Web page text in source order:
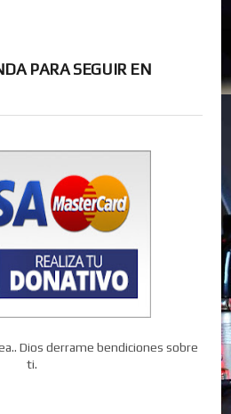
PARA SEGUIR EN
Dios derrame bendiciones sobre
ti.